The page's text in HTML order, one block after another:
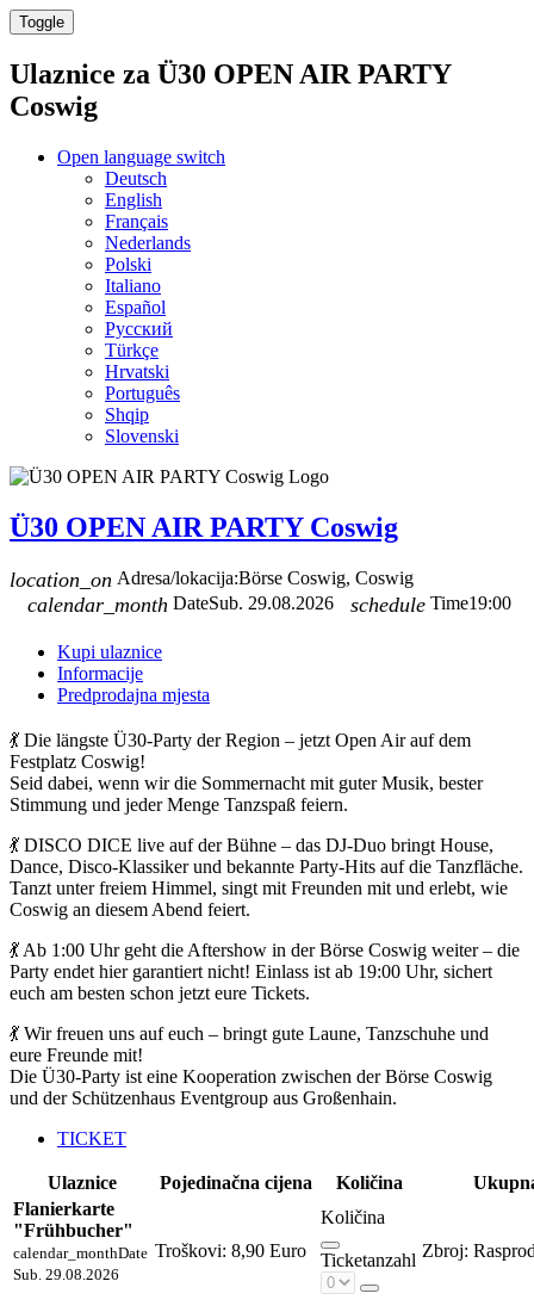
Toggle
Ulaznice za Ü30 OPEN AIR PARTY
Coswig
Open language switch
Deutsch
English
Français
Nederlands
Polski
Italiano
Español
Русский
Türkçe
Hrvatski
Português
Shqip
Slovenski
Ü30 OPEN AIR PARTY Coswig
location_on Adresa/lokacija:Börse Coswig, Coswig
calendar_month DateSub. 29.08.2026 schedule Time19:00
Kupi ulaznice
Informacije
Predprodajna mjesta
💃 Die längste Ü30-Party der Region – jetzt Open Air auf dem
Festplatz Coswig!
Seid dabei, wenn wir die Sommernacht mit guter Musik, bester
Stimmung und jeder Menge Tanzspaß feiern.
💃 DISCO DICE live auf der Bühne – das DJ-Duo bringt House,
Dance, Disco-Klassiker und bekannte Party-Hits auf die Tanzfläche.
Tanzt unter freiem Himmel, singt mit Freunden mit und erlebt, wie
Coswig an diesem Abend feiert.
💃 Ab 1:00 Uhr geht die Aftershow in der Börse Coswig weiter – die
Party endet hier garantiert nicht! Einlass ist ab 19:00 Uhr, sichert
euch am besten schon jetzt eure Tickets.
💃 Wir freuen uns auf euch – bringt gute Laune, Tanzschuhe und
eure Freunde mit!
Die Ü30-Party ist eine Kooperation zwischen der Börse Coswig
und der Schützenhaus Eventgroup aus Großenhain.
TICKET
Ulaznice Pojedinačna cijena Količina
Flanierkarte
"Frühbucher"
calendar_monthDate
Sub. 29.08.2026
Troškovi: 8,90 Euro
Količina
Ticketanzahl